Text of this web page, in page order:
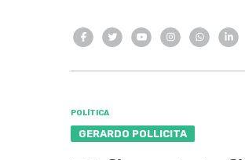
POLÍTICA
GERARDO POLLICITA